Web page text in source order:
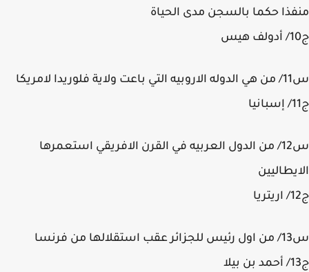
حكما بالسجن مدى الحياة
لامريكا
س12/ من الدول العربيه في القرن الافريقي استعمرها
فرنسا